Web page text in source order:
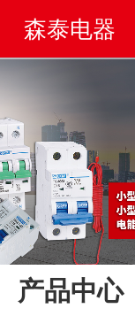
森泰电器
产品中心